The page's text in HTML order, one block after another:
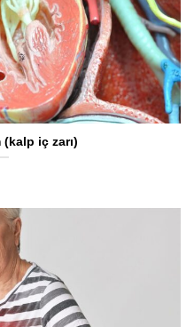
iç zarı)